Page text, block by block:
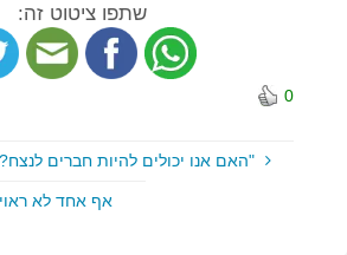
שתפו ציטוט זה:
0
"האם אנו יכולים להיות חברים
אף אחד לא